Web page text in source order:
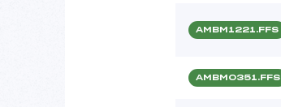
AMBM1221.FFS
AMBM0351.FFS